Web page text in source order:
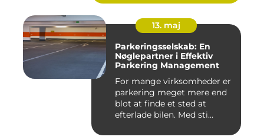
13. maj
Parkeringsselskab: En
Nøglepartner i Effektiv
Parkering Management
For mange virksomheder er
parkering meget mere end
blot at finde et sted at
efterlade bilen. Med sti...